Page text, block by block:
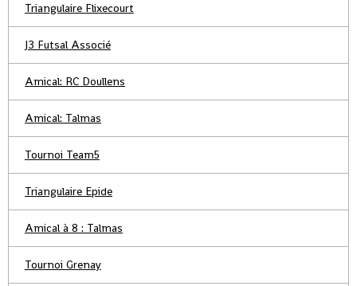
Triangulaire Flixecourt
J3 Futsal Associé
Amical: RC Doullens
Amical: Talmas
Tournoi Team5
Triangulaire Epide
Amical à 8 : Talmas
Tournoi Grenay